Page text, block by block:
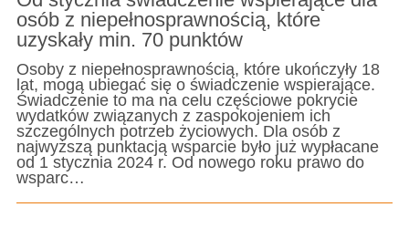
osób z niepełnosprawnością, które
uzyskały min. 70 punktów
Osoby z niepełnosprawnością, które ukończyły 18
lat, mogą ubiegać się o świadczenie wspierające.
Świadczenie to ma na celu częściowe pokrycie
wydatków związanych z zaspokojeniem ich
szczególnych potrzeb życiowych. Dla osób z
najwyższą punktacją wsparcie było już wypłacane
od 1 stycznia 2024 r. Od nowego roku prawo do
wsparc…